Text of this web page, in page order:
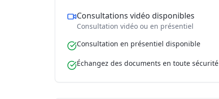
Consultations vidéo disponibles
Consultation vidéo ou en présentiel
Consultation en présentiel disponible
Échangez des documents en toute sécurité